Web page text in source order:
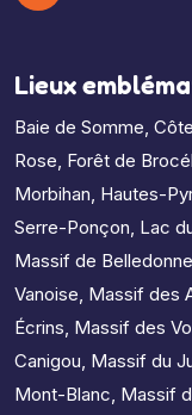
Lieux
Baie de Somme,
Rose, Forêt de
Morbihan, Hautes-
Serre-Ponçon, Lac
Massif de Belledonne
Vanoise, Massif des
Écrins, Massif des
Canigou, Massif du
Mont-Blanc, Massif